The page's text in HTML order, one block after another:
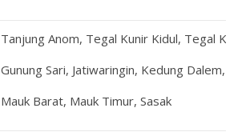
Tanjung Anom, Tegal Kunir Kidul, Tegal
Gunung Sari, Jatiwaringin, Kedung Dalem,
Mauk Barat, Mauk Timur, Sasak